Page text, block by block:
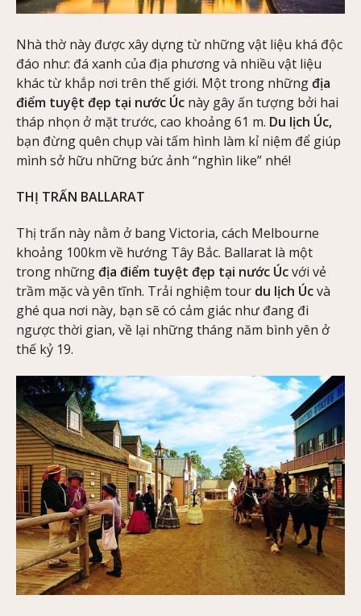
Nhà thờ này được xây dựng từ những vật liệu khá độc
đáo như: đá xanh của địa phương và nhiều vật liệu
khác từ khắp nơi trên thế giới. Một trong nhữngđịa
điểm tuyệt đẹp tại nước Úc này gây ấn tượng bởi hai
tháp nhọn ở mặt trước, cao khoảng 61 m. Du lịch Úc,
bạn đừng quên chụp vài tấm hình làm kỉ niệm để giúp
mình sở hữu những bức ảnh “nghìn like” nhé!
THỊ TRẤN BALLARAT
Thị trấn này nằm ở bang Victoria, cách Melbourne
khoảng 100km về hướng Tây Bắc. Ballarat là một
trong nhữngđịa điểm tuyệt đẹp tại nước Úcvới vẻ
trầm mặc và yên tĩnh. Trải nghiệm tour du lịch Úcvà
ghé qua nơi này, bạn sẽ có cảm giác như đang đi
ngược thời gian, về lại những tháng năm bình yên ở
thế kỷ 19.